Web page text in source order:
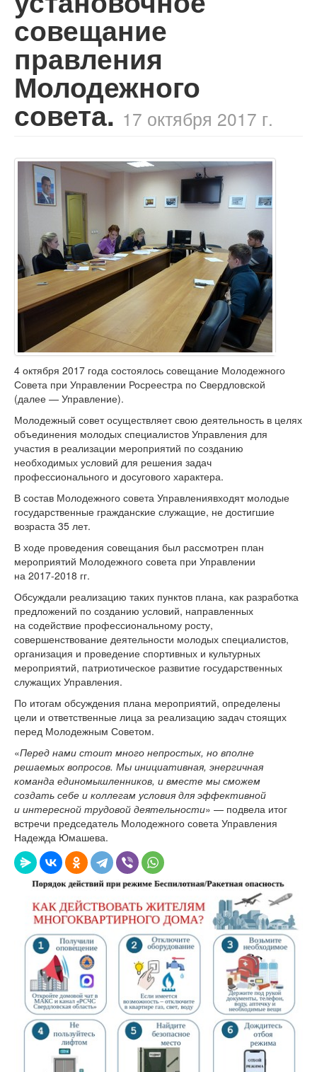
совещание
правления
Молодежного
совета. 17 октября 2017 г.
4 октября 2017 года состоялось совещание Молодежного
Совета при Управлении Росреестра по Свердловской
(далее — Управление).
Молодежный совет осуществляет свою деятельность в целях
объединения молодых специалистов Управления для
участия в реализации мероприятий по созданию
необходимых условий для решения задач
профессионального и досугового характера.
В состав Молодежного совета Управлениявходят молодые
государственные гражданские служащие, не достигшие
возраста 35 лет.
В ходе проведения совещания был рассмотрен план
мероприятий Молодежного совета при Управлении
на 2017-2018 гг.
Обсуждали реализацию таких пунктов плана, как разработка
предложений по созданию условий, направленных
на содействие профессиональному росту,
совершенствование деятельности молодых специалистов,
организация и проведение спортивных и культурных
мероприятий, патриотическое развитие государственных
служащих Управления.
По итогам обсуждения плана мероприятий, определены
цели и ответственные лица за реализацию задач стоящих
перед Молодежным Советом.
«Перед нами стоит много непростых, но вполне
решаемых вопросов. Мы инициативная, энергичная
команда единомышленников, и вместе мы сможем
создать себе и коллегам условия для эффективной
и интересной трудовой деятельности» — подвела итог
встречи председатель Молодежного совета Управления
Надежда Юмашева.